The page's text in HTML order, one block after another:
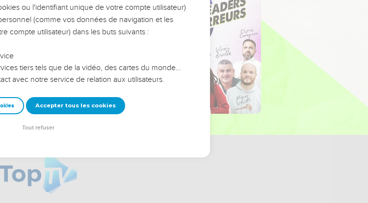
ou leur vision. Mais on voit
alors même que ce sont
sur les erreurs
afin que leurs erreurs
un groupe ou une famille,
ou l'identifiant unique de votre compte utilisateur)
(comme vos données de navigation et les
compte utilisateur) dans les buts suivants :
tiers tels que de la vidéo, des cartes du monde…
avec notre service de relation aux utilisateurs.
Accepter tous les cookies
Tout refuser